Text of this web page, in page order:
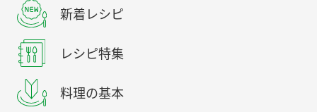
新着レシピ
レシピ特集
料理の基本